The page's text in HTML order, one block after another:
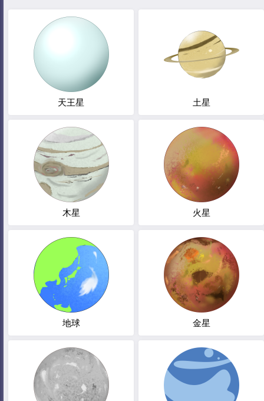
天王星 土星
木星 火星
地球 金星